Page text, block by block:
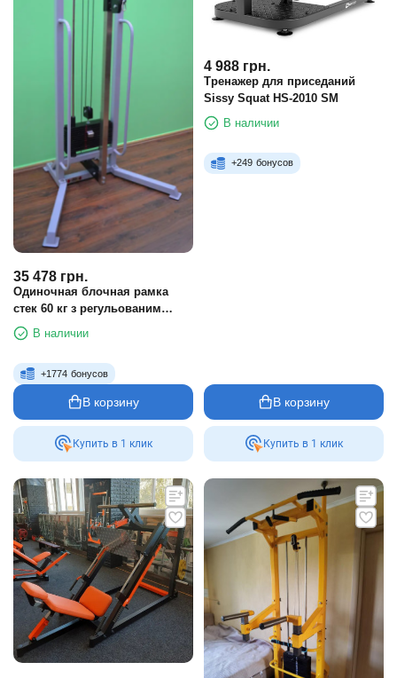
35 478 грн.
Одиночная блочная рамка
стек 60 кг з регульованим
положенням рукоятки
В наличии
+1774 бонусов
В корзину
Купить в 1 клик
4 988 грн.
Тренажер для приседаний
Sissy Squat HS-2010 SM
В наличии
+249 бонусов
В корзину
Купить в 1 клик